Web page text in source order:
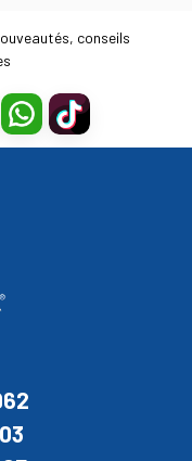
conseils